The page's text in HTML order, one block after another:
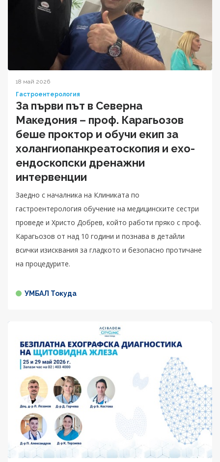
18 май 2026
Гастроентерология
За първи път в Северна
Македония – проф. Карагьозов
беше проктор и обучи екип за
холангиопанкреатоскопия и ехо-
ендоскопски дренажни
интервенции
Заедно с началника на Клиниката по
гастроентерология обучение на медицинските сестри
проведе и Христо Добрев, който работи пряко с проф.
Карагьозов от над 10 години и познава в детайли
всички изисквания за гладкото и безопасно протичане
на процедурите.
УМБАЛ Токуда